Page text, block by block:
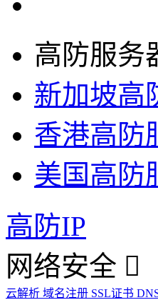
高防服务
新加坡高
香港高防
美国高防
高防IP
网络安全
云解析 域名注册 SSL证书